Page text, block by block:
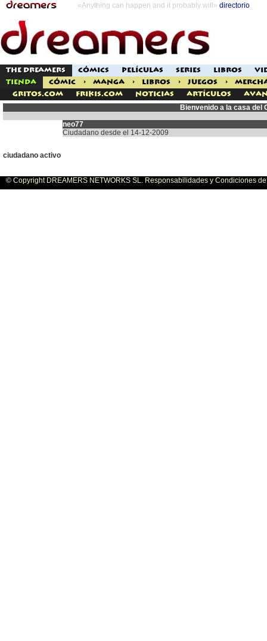
«Anything can happen and it probably will» directorio
THE DREAMERS CÓMICS PELÍCULAS SERIES LIBROS
TIENDA
CÓMIC > MANGA > LIBROS > JUEGOS >
Gritos.com
Frikis.com Noticias Artículos
Bienvenido a la casa del
neo77
Ciudadano desde el 14-12-2009
ciudadano activo
© Copyright DREAMERS NETWORKS SL. Responsabilidades y Condiciones